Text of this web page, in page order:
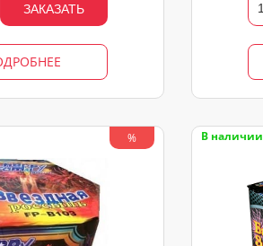
ЗАКАЗАТЬ
% В наличии